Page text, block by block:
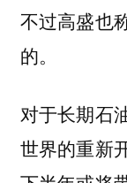
不过高盛也
的。
对于长期石
世界的重新